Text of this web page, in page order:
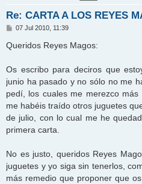
Re: CARTA A LOS REYES
M
n
e
07 Jul 2010, 11:39
Queridos Reyes Magos:
Os escribo para deciros que
junio ha pasado y no sólo no me
pedí, los cuales me merezco
me habéis traído otros juguetes
de julio, con lo cual me he
primera carta.
No es justo, queridos Reyes
juguetes y yo siga sin tenerlos,
más remedio que proponer que